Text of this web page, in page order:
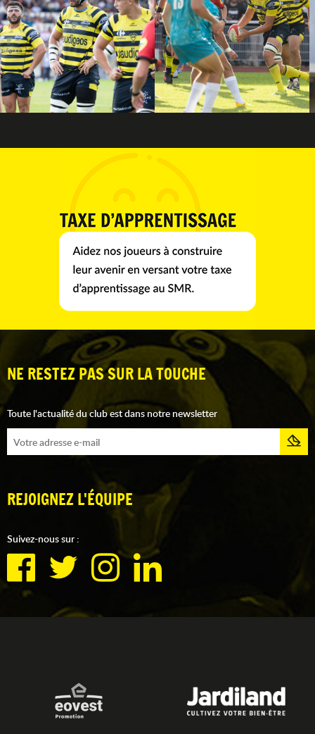
NE RESTEZ PAS SUR LA TOUCHE
Toute l'actualité du club est dans notre newsletter
REJOIGNEZ L'ÉQUIPE
Suivez-nous sur :